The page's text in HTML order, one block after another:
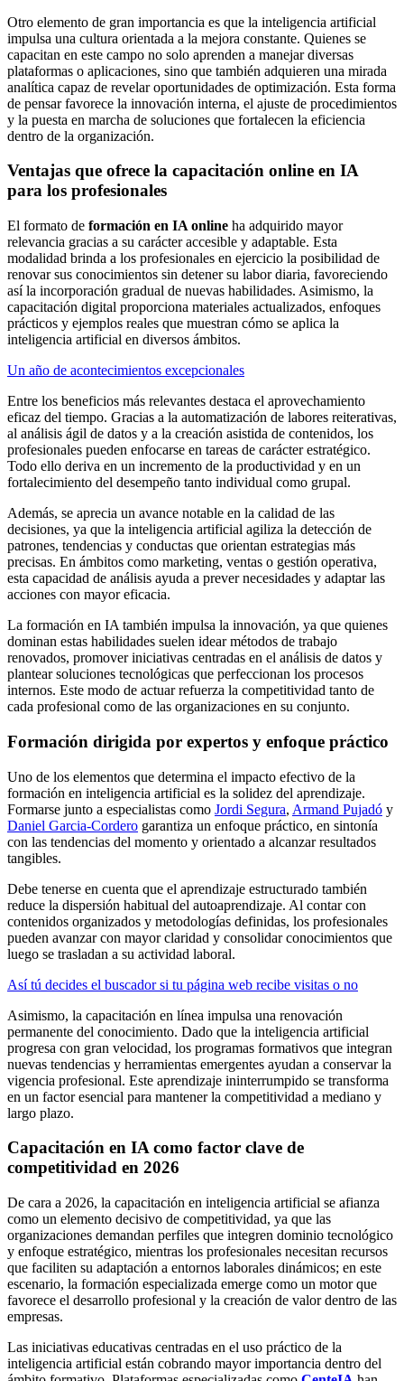
Otro elemento de gran importancia es que la inteligencia artificial
impulsa una cultura orientada a la mejora constante. Quienes se
capacitan en este campo no solo aprenden a manejar diversas
plataformas o aplicaciones, sino que también adquieren una mirada
analítica capaz de revelar oportunidades de optimización. Esta forma
de pensar favorece la innovación interna, el ajuste de procedimientos
y la puesta en marcha de soluciones que fortalecen la eficiencia
dentro de la organización.
Ventajas que ofrece la capacitación online en IA
para los profesionales
El formato de formación en IA online ha adquirido mayor
relevancia gracias a su carácter accesible y adaptable. Esta
modalidad brinda a los profesionales en ejercicio la posibilidad de
renovar sus conocimientos sin detener su labor diaria, favoreciendo
así la incorporación gradual de nuevas habilidades. Asimismo, la
capacitación digital proporciona materiales actualizados, enfoques
prácticos y ejemplos reales que muestran cómo se aplica la
inteligencia artificial en diversos ámbitos.
Un año de acontecimientos excepcionales
Entre los beneficios más relevantes destaca el aprovechamiento
eficaz del tiempo. Gracias a la automatización de labores reiterativas,
al análisis ágil de datos y a la creación asistida de contenidos, los
profesionales pueden enfocarse en tareas de carácter estratégico.
Todo ello deriva en un incremento de la productividad y en un
fortalecimiento del desempeño tanto individual como grupal.
Además, se aprecia un avance notable en la calidad de las
decisiones, ya que la inteligencia artificial agiliza la detección de
patrones, tendencias y conductas que orientan estrategias más
precisas. En ámbitos como marketing, ventas o gestión operativa,
esta capacidad de análisis ayuda a prever necesidades y adaptar las
acciones con mayor eficacia.
La formación en IA también impulsa la innovación, ya que quienes
dominan estas habilidades suelen idear métodos de trabajo
renovados, promover iniciativas centradas en el análisis de datos y
plantear soluciones tecnológicas que perfeccionan los procesos
internos. Este modo de actuar refuerza la competitividad tanto de
cada profesional como de las organizaciones en su conjunto.
Formación dirigida por expertos y enfoque práctico
Uno de los elementos que determina el impacto efectivo de la
formación en inteligencia artificial es la solidez del aprendizaje.
Formarse junto a especialistas como Jordi Segura, Armand Pujadó y
Daniel Garcia-Cordero garantiza un enfoque práctico, en sintonía
con las tendencias del momento y orientado a alcanzar resultados
tangibles.
Debe tenerse en cuenta que el aprendizaje estructurado también
reduce la dispersión habitual del autoaprendizaje. Al contar con
contenidos organizados y metodologías definidas, los profesionales
pueden avanzar con mayor claridad y consolidar conocimientos que
luego se trasladan a su actividad laboral.
Así tú decides el buscador si tu página web recibe visitas o no
Asimismo, la capacitación en línea impulsa una renovación
permanente del conocimiento. Dado que la inteligencia artificial
progresa con gran velocidad, los programas formativos que integran
nuevas tendencias y herramientas emergentes ayudan a conservar la
vigencia profesional. Este aprendizaje ininterrumpido se transforma
en un factor esencial para mantener la competitividad a mediano y
largo plazo.
Capacitación en IA como factor clave de
competitividad en 2026
De cara a 2026, la capacitación en inteligencia artificial se afianza
como un elemento decisivo de competitividad, ya que las
organizaciones demandan perfiles que integren dominio tecnológico
y enfoque estratégico, mientras los profesionales necesitan recursos
que faciliten su adaptación a entornos laborales dinámicos; en este
escenario, la formación especializada emerge como un motor que
favorece el desarrollo profesional y la creación de valor dentro de las
empresas.
Las iniciativas educativas centradas en el uso práctico de la
inteligencia artificial están cobrando mayor importancia dentro del